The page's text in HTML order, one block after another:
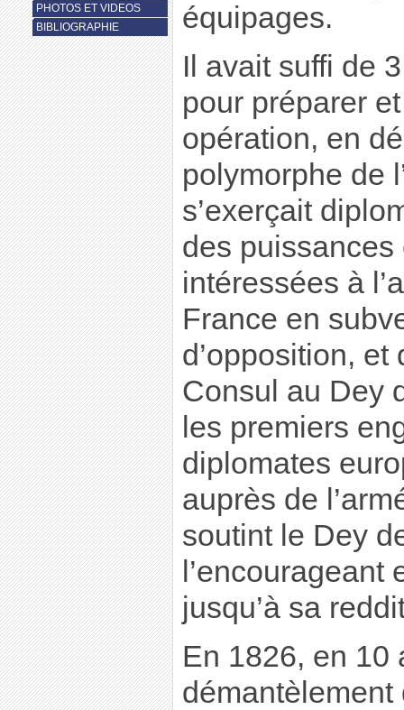
équipages.
Il avait suffi de
pour préparer
opération, en
polymorphe de
s’exerçait
des
intéressées à
France en
d’opposition, et
Consul au Dey
les premiers
diplomates
auprès de
soutint le Dey
l’encourageant
jusqu’à sa
En 1826, en 10
PHOTOS ET VIDEOS
BIBLIOGRAPHIE